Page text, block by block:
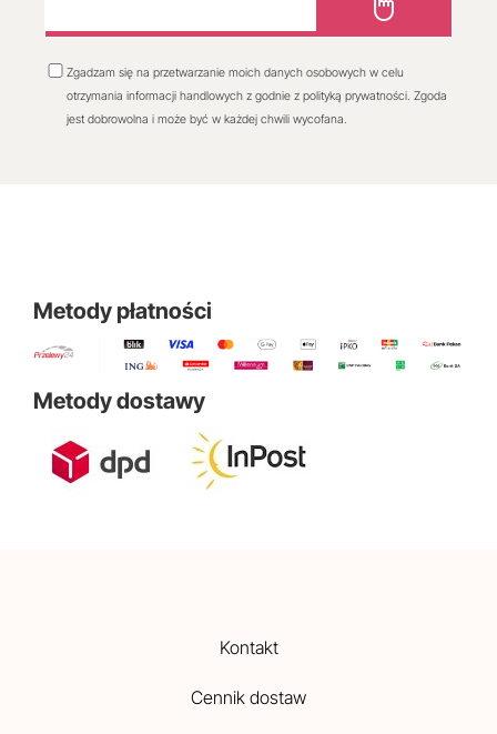
Zgadzam się na przetwarzanie moich danych osobowych w celu
otrzymania informacji handlowych z godnie z polityką prywatności. Zgoda
jest dobrowolna i może być w każdej chwili wycofana.
Metody płatności
Metody dostawy
Kontakt
Cennik dostaw